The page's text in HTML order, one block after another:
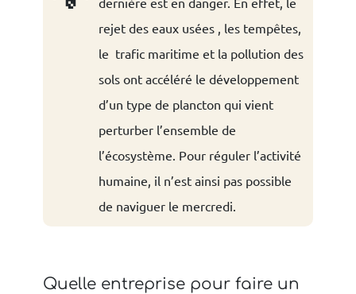
rejet des eaux usées , les tempêtes,
le trafic maritime et la pollution des
sols ont accéléré le développement
d’un type de plancton qui vient
perturber l’ensemble de
l’écosystème. Pour réguler l’activité
humaine, il n’est ainsi pas possible
de naviguer le mercredi.
Quelle entreprise pour faire un